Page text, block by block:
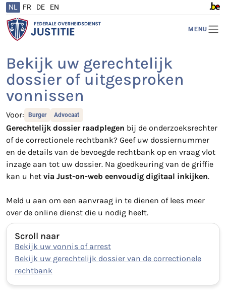
NL FR DE EN
MENU
Bekijk uw gerechtelijk
dossier of uitgesproken
vonnissen
Voor: Burger Advocaat
Gerechtelijk dossier raadplegen bij de onderzoeksrechter
of de correctionele rechtbank? Geef uw dossiernummer
en de details van de bevoegde rechtbank op en vraag vlot
inzage aan tot uw dossier. Na goedkeuring van de griffie
kan u het via Just-on-web eenvoudig digitaal inkijken.
Meld u aan om een aanvraag in te dienen of lees meer
over de online dienst die u nodig heeft.
Scroll naar
Bekijk uw vonnis of arrest
Bekijk uw gerechtelijk dossier van de correctionele
rechtbank